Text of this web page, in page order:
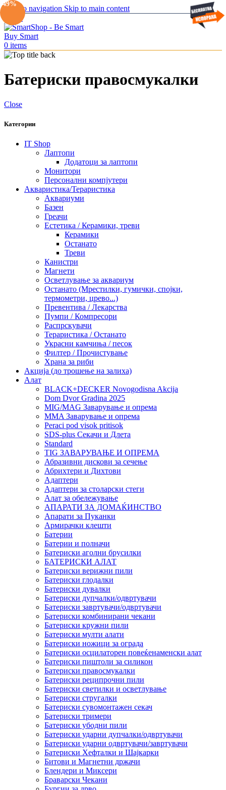
Skip to navigation Skip to main content
0 items
Батериски правосмукалки
Close
Категории
IT Shop
Лаптопи
Додатоци за лаптопи
Монитори
Персонални компјутери
Акваристика/Тераристика
Аквариуми
Базен
Греачи
Естетика / Керамики, треви
Керамики
Останато
Треви
Канистри
Магнети
Осветлување за аквариум
Останато (Мрестилки, гумички, спојки,
термометри, црево...)
Превентива / Лекарства
Пумпи / Компресори
Распрскувачи
Тераристика / Останато
Украсни камчиња / песок
Филтер / Прочистување
Храна за риби
Акција (до трошење на залиха)
Алат
BLACK+DECKER Novogodisna Akcija
Dom Dvor Gradina 2025
MIG/MAG Заварување и опрема
MMA Заварување и опрема
Peraci pod visok pritisok
SDS-plus Секачи и Длета
Standard
TIG ЗАВАРУВАЊЕ И ОПРЕМА
Абразивни дискови за сечење
Абрихтери и Дихтови
Адаптери
Адаптери за столарски стеги
Алат за обележување
АПАРАТИ ЗА ДОМАЌИНСТВО
Апарати за Пуканки
Армирачки клешти
Батерии
Батерии и полначи
Батериски аголни брусилки
БАТЕРИСКИ АЛАТ
Батериски верижни пили
Батериски глодалки
Батериски дувалки
Батериски дупчалки/одвртувачи
Батериски завртувачи/одвртувачи
Батериски комбинирани чекани
Батериски кружни пили
Батериски мулти алати
Батериски ножици за ограда
Батериски осцилаторен повеќенаменски алат
Батериски пиштоли за силикон
Батериски правосмукалки
Батериски реципрочни пили
Батериски светилки и осветлување
Батериски стругалки
Батериски сувомонтажен секач
Батериски тримери
Батериски убодни пили
Батериски ударни дупчалки/одвртувачи
Батериски ударни одвртувачи/завртувачи
Батериски Хефталки и Шајкарки
Битови и Магнетни држачи
Блендери и Миксери
Браварски Чекани
-49%